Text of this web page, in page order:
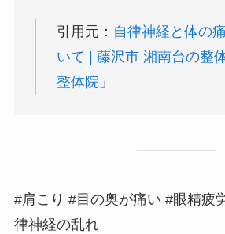
引用元： 自律神経と体の
いて | 藤沢市 湘南台の整
整体院」
#肩こり #目の奥が痛い #眼精疲
律神経の乱れ